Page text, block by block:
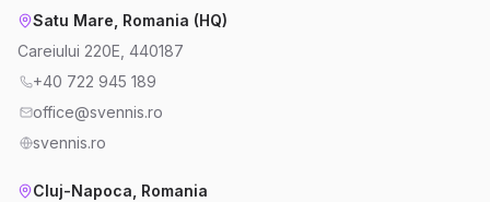
Satu Mare, Romania (HQ)
Careiului 220E, 440187
+40 722 945 189
office@svennis.ro
svennis.ro
Cluj-Napoca, Romania